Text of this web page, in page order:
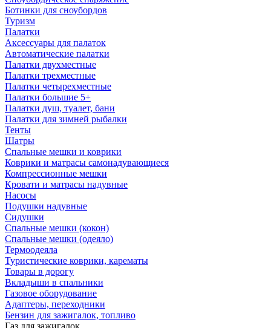
Ботинки для сноубордов
Туризм
Палатки
Аксессуары для палаток
Автоматические палатки
Палатки двухместные
Палатки трехместные
Палатки четырехместные
Палатки большие 5+
Палатки душ, туалет, бани
Палатки для зимней рыбалки
Тенты
Шатры
Спальные мешки и коврики
Коврики и матрасы самонадувающиеся
Компрессионные мешки
Кровати и матрасы надувные
Насосы
Подушки надувные
Сидушки
Спальные мешки (кокон)
Спальные мешки (одеяло)
Термоодеяла
Туристические коврики, карематы
Товары в дорогу
Вкладыши в спальники
Газовое оборудование
Адаптеры, переходники
Бензин для зажигалок, топливо
Газ для зажигалок